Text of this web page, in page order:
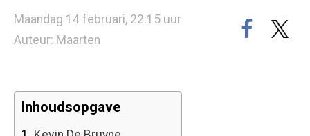
Maandag 14 februari, 22:15 uur
Auteur: Maarten
Inhoudsopgave